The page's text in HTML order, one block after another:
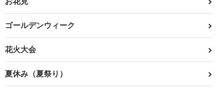
ゴールデンウィーク
花火大会
夏休み（夏祭り）